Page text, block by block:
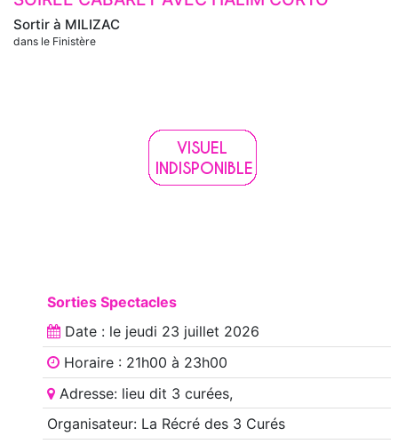
Sortir à MILIZAC
dans le Finistère
Sorties Spectacles
Date : le jeudi 23 juillet 2026
Horaire : 21h00 à 23h00
Adresse: lieu dit 3 curées,
Organisateur: La Récré des 3 Curés